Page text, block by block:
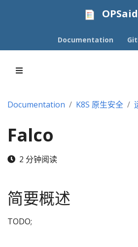
OPSaid
Documentation
Documentation K8S 原生安全
Falco
2 分钟阅读
简要概述
TODO;